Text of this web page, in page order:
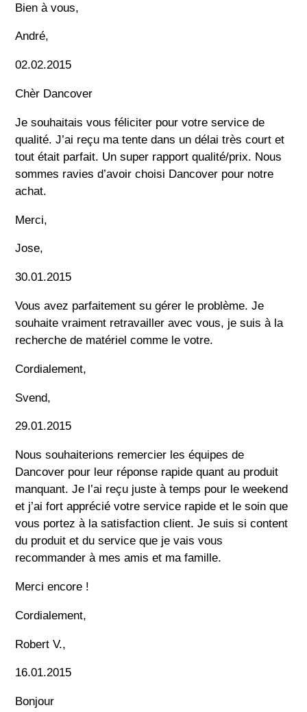
Bien à vous,
André,
02.02.2015
Chèr Dancover
Je souhaitais vous féliciter pour votre service de
qualité. J’ai reçu ma tente dans un délai très court et
tout était parfait. Un super rapport qualité/prix. Nous
sommes ravies d’avoir choisi Dancover pour notre
achat.
Merci,
Jose,
30.01.2015
Vous avez parfaitement su gérer le problème. Je
souhaite vraiment retravailler avec vous, je suis à la
recherche de matériel comme le votre.
Cordialement,
Svend,
29.01.2015
Nous souhaiterions remercier les équipes de
Dancover pour leur réponse rapide quant au produit
manquant. Je l’ai reçu juste à temps pour le weekend
et j’ai fort apprécié votre service rapide et le soin que
vous portez à la satisfaction client. Je suis si content
du produit et du service que je vais vous
recommander à mes amis et ma famille.
Merci encore !
Cordialement,
Robert V.,
16.01.2015
Bonjour